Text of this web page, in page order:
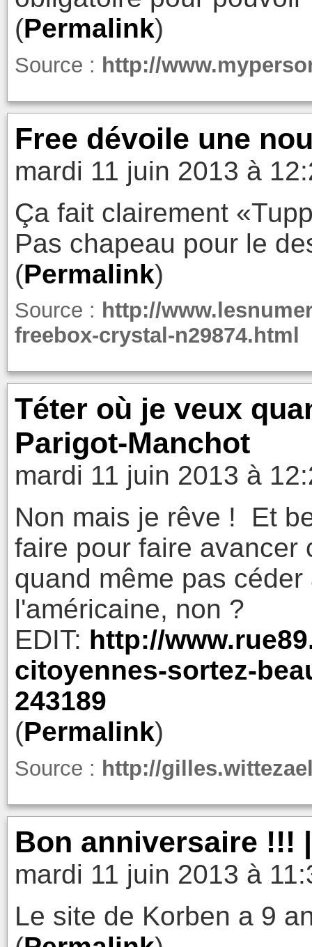
(Permalink)
Source : http://
Free dévoile une
mardi 11 juin 2013 à
Ça fait clairement
Pas chapeau pour le
(Permalink)
Source : http://
freebox-crystal-n29874.html
Téter où je veux
Parigot-Manchot
mardi 11 juin 2013 à
Non mais je rêve ! Et
faire pour faire
quand même pas
l'américaine, non ?
EDIT: http://
citoyennes-sortez-
243189
(Permalink)
Source : http://
Bon anniversaire !!!
mardi 11 juin 2013 à
Le site de Korben a 9